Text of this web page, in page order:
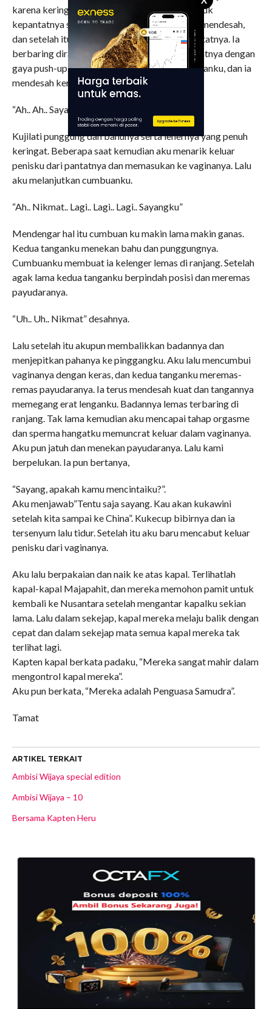
karena keringatnya dan air liurku. Lidahku masuk
kepantatnya seperti cacing kepanasan. Ia pun mendesah,
dan setelah itu aku memasukan penisku kepantatnya. Ia
berbaring diranjang dan aku mencumbui pantatnya dengan
gaya push-up. Tangannya memegang erat tanganku, dan ia
mendesah keras karena sakit.
“Ah.. Ah.. Sayangku”.
Kujilati punggung dan bahunya serta lehernya yang penuh
keringat. Beberapa saat kemudian aku menarik keluar
penisku dari pantatnya dan memasukan ke vaginanya. Lalu
aku melanjutkan cumbuanku.
“Ah.. Nikmat.. Lagi.. Lagi.. Lagi.. Sayangku”
Mendengar hal itu cumbuan ku makin lama makin ganas.
Kedua tanganku menekan bahu dan punggungnya.
Cumbuanku membuat ia kelenger lemas di ranjang. Setelah
agak lama kedua tanganku berpindah posisi dan meremas
payudaranya.
“Uh.. Uh.. Nikmat” desahnya.
Lalu setelah itu akupun membalikkan badannya dan
menjepitkan pahanya ke pinggangku. Aku lalu mencumbui
vaginanya dengan keras, dan kedua tanganku meremas-
remas payudaranya. Ia terus mendesah kuat dan tangannya
memegang erat lenganku. Badannya lemas terbaring di
ranjang. Tak lama kemudian aku mencapai tahap orgasme
dan sperma hangatku memuncrat keluar dalam vaginanya.
Aku pun jatuh dan menekan payudaranya. Lalu kami
berpelukan. Ia pun bertanya,
“Sayang, apakah kamu mencintaiku?”.
Aku menjawab”Tentu saja sayang. Kau akan kukawini
setelah kita sampai ke China”. Kukecup bibirnya dan ia
tersenyum lalu tidur. Setelah itu aku baru mencabut keluar
penisku dari vaginanya.
Aku lalu berpakaian dan naik ke atas kapal. Terlihatlah
kapal-kapal Majapahit, dan mereka memohon pamit untuk
kembali ke Nusantara setelah mengantar kapalku sekian
lama. Lalu dalam sekejap, kapal mereka melaju balik dengan
cepat dan dalam sekejap mata semua kapal mereka tak
terlihat lagi.
Kapten kapal berkata padaku, “Mereka sangat mahir dalam
mengontrol kapal mereka”.
Aku pun berkata, “Mereka adalah Penguasa Samudra”.
Tamat
ARTIKEL TERKAIT
Ambisi Wijaya special edition
Ambisi Wijaya – 10
Bersama Kapten Heru